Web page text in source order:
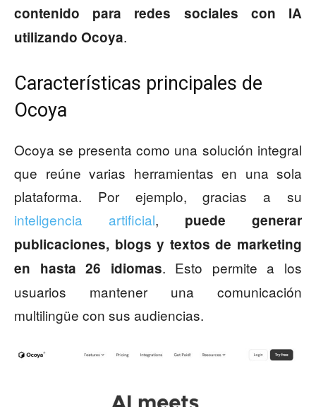
contenido para redes sociales con IA
utilizando Ocoya.
Características principales de
Ocoya
Ocoya se presenta como una solución integral
que reúne varias herramientas en una sola
plataforma. Por ejemplo, gracias a su
inteligencia artificial, puede generar
publicaciones, blogs y textos de marketing
en hasta 26 idiomas. Esto permite a los
usuarios mantener una comunicación
multilingüe con sus audiencias.